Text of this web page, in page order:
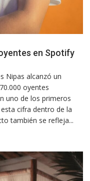
en Spotify
Nipas alcanzó un
oyentes
uno de los primeros
cifra dentro de la
también se refleja...